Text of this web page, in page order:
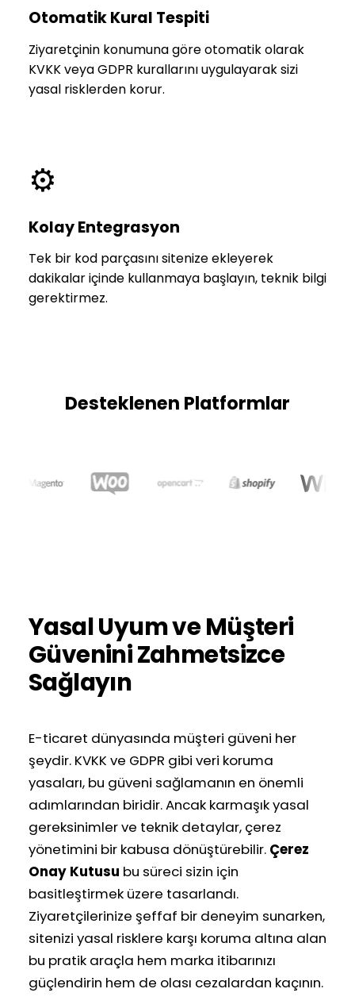
Otomatik Kural Tespiti
Ziyaretçinin konumuna göre otomatik olarak
KVKK veya GDPR kurallarını uygulayarak sizi
yasal risklerden korur.
⚙️
Kolay Entegrasyon
Tek bir kod parçasını sitenize ekleyerek
dakikalar içinde kullanmaya başlayın, teknik bilgi
gerektirmez.
Desteklenen Platformlar
Yasal Uyum ve Müşteri
Güvenini Zahmetsizce
Sağlayın
E-ticaret dünyasında müşteri güveni her
şeydir. KVKK ve GDPR gibi veri koruma
yasaları, bu güveni sağlamanın en önemli
adımlarından biridir. Ancak karmaşık yasal
gereksinimler ve teknik detaylar, çerez
yönetimini bir kabusa dönüştürebilir. Çerez
Onay Kutusu bu süreci sizin için
basitleştirmek üzere tasarlandı.
Ziyaretçilerinize şeffaf bir deneyim sunarken,
sitenizi yasal risklere karşı koruma altına alan
bu pratik araçla hem marka itibarınızı
güçlendirin hem de olası cezalardan kaçının.